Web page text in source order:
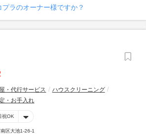
プラのオーナー様ですか？
・代行サービス
ハウスクリーニング
・お手入れ
祝OK
区大池1-26-1